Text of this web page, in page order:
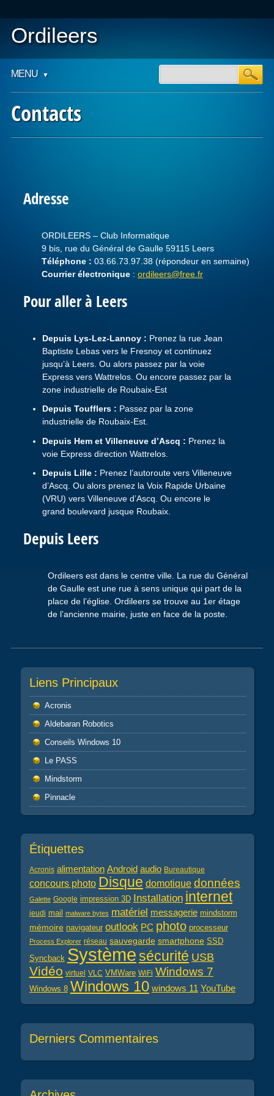
Ordileers
Main menu
content
MENU
Contacts
Adresse
ORDILEERS – Club Informatique
9 bis, rue du Général de Gaulle 59115 Leers
Téléphone : 03.66.73.97.38 (répondeur en semaine)
Courrier électronique: ordileers@free.fr
Pour aller à Leers
Depuis Lys-Lez-Lannoy : Prenez la rue Jean
Baptiste Lebas vers le Fresnoy et continuez
jusqu’à Leers. Ou alors passez par la voie
Express vers Wattrelos. Ou encore passez par la
zone industrielle de Roubaix-Est
Depuis Toufflers : Passez par la zone
industrielle de Roubaix-Est.
Depuis Hem et Villeneuve d’Ascq : Prenez la
voie Express direction Wattrelos.
Depuis Lille : Prenez l’autoroute vers Villeneuve
d’Ascq. Ou alors prenez la Voix Rapide Urbaine
(VRU) vers Villeneuve d’Ascq. Ou encore le
grand boulevard jusque Roubaix.
Depuis Leers
Ordileers est dans le centre ville. La rue du Général
de Gaulle est une rue à sens unique qui part de la
place de l’église. Ordileers se trouve au 1er étage
de l’ancienne mairie, juste en face de la poste.
Liens Principaux
Acronis
Aldebaran Robotics
Conseils Windows 10
Le PASS
Mindstorm
Pinnacle
Étiquettes
Acronis alimentation Android audio Bureautique
concours photo Disque domotique données
Galette Google impression 3D Installation internet
jeudi mail malware bytes matériel messagerie mindstorm
mémoire navigateur outlook PC photo processeur
Process Explorer réseau sauvegarde smartphone SSD
Syncback Systèmesécurité USB
Vidéo virtuel VLC VMWare WiFi Windows 7
Windows 8 Windows 10 windows 11 YouTube
Derniers Commentaires